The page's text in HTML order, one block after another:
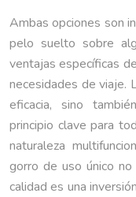
Ambas opciones son
pelo suelto sobre
ventajas específicas
necesidades de viaje.
eficacia, sino
principio clave para
naturaleza
gorro de uso único
calidad es una